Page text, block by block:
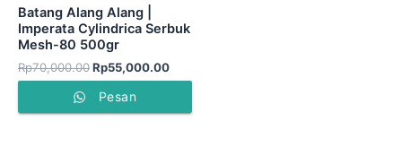
Batang Alang Alang |
Imperata Cylindrica Serbuk
Mesh-80 500gr
Rp70,000.00Rp55,000.00
Pesan